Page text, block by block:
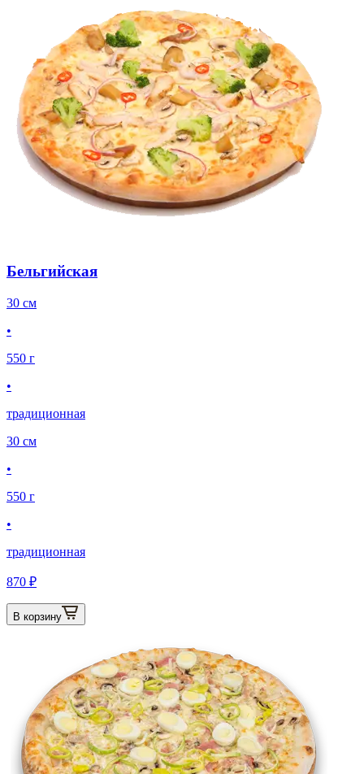
Бельгийская
30 см
•
550 г
•
традиционная
30 см
•
550 г
•
традиционная
870 ₽
В корзину